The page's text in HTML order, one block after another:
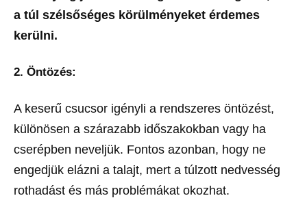
a túl szélsőséges körülményeket érdemes
kerülni.
2. Öntözés:
A keserű csucsor igényli a rendszeres öntözést,
különösen a szárazabb időszakokban vagy ha
cserépben neveljük. Fontos azonban, hogy ne
engedjük elázni a talajt, mert a túlzott nedvesség
rothadást és más problémákat okozhat.